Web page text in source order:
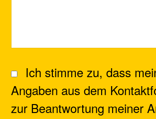
Ich stimme zu, dass
Angaben aus dem
zur Beantwortung meiner